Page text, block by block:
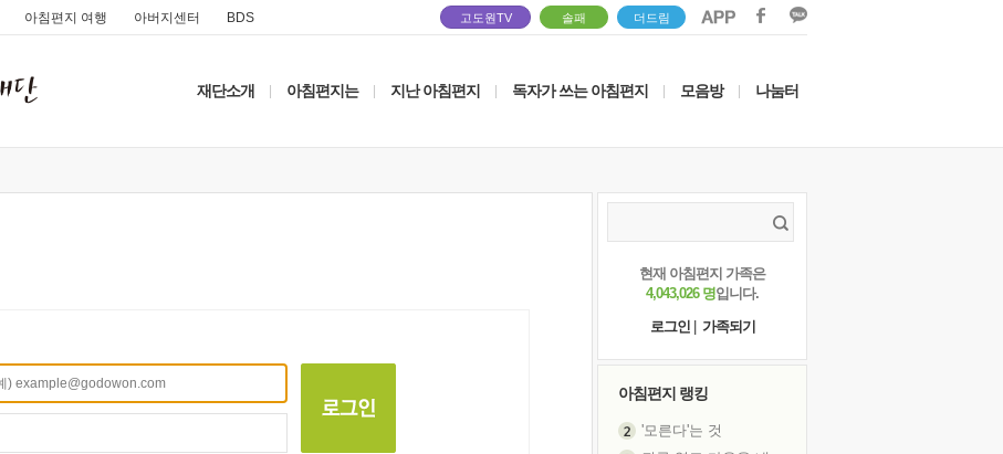
아침편지 여행 아버지센터 BDS 고도원TV 솔패 더드림
재단소개 아침편지는 지난 아침편지 독자가 쓰는 아침편지 모음방 나눔터
현재 아침편지 가족은
4,043,026 명입니다.
로그인
가족되기
아침편지 랭킹